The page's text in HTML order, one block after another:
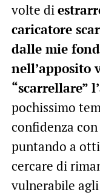
volte di
caricatore
dalle mie
nell’apposito
“scarrellare”
pochissimo
confidenza
puntando a
cercare di
vulnerabile